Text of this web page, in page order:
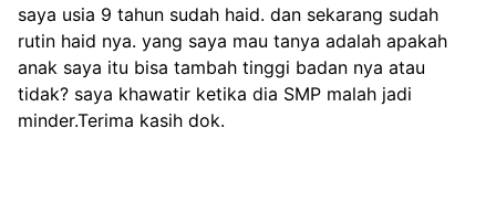
saya usia 9 tahun sudah haid. dan sekarang sudah
rutin haid nya. yang saya mau tanya adalah apakah
anak saya itu bisa tambah tinggi badan nya atau
tidak? saya khawatir ketika dia SMP malah jadi
minder.Terima kasih dok.